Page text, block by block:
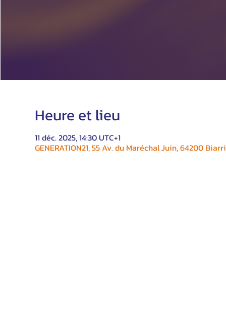
Heure et lieu
11 déc. 2025, 14:30 UTC+1
GENERATION21, 55 Av. du Maréchal Juin, 64200